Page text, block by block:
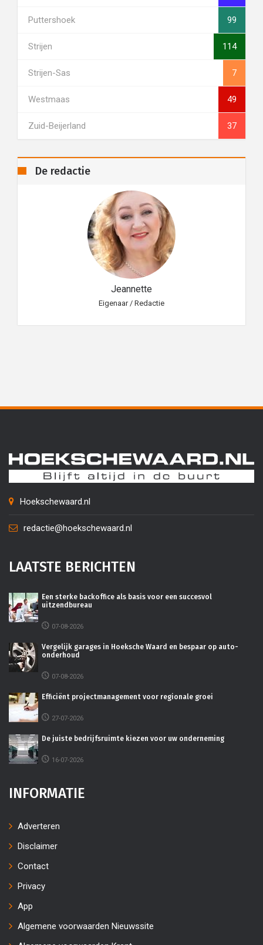
Puttershoek 99
Strijen 114
Strijen-Sas 7
Westmaas 49
Zuid-Beijerland 37
De redactie
Jeannette
Eigenaar / Redactie
Hoekschewaard.nl
redactie@hoekschewaard.nl
LAATSTE BERICHTEN
Een sterke backoffice als basis voor een succesvol
uitzendbureau
07-08-2026
Vergelijk garages in Hoeksche Waard en bespaar op auto-
onderhoud
07-08-2026
Efficiënt projectmanagement voor regionale groei
27-07-2026
De juiste bedrijfsruimte kiezen voor uw onderneming
16-07-2026
INFORMATIE
Adverteren
Disclaimer
Contact
Privacy
App
Algemene voorwaarden Nieuwssite